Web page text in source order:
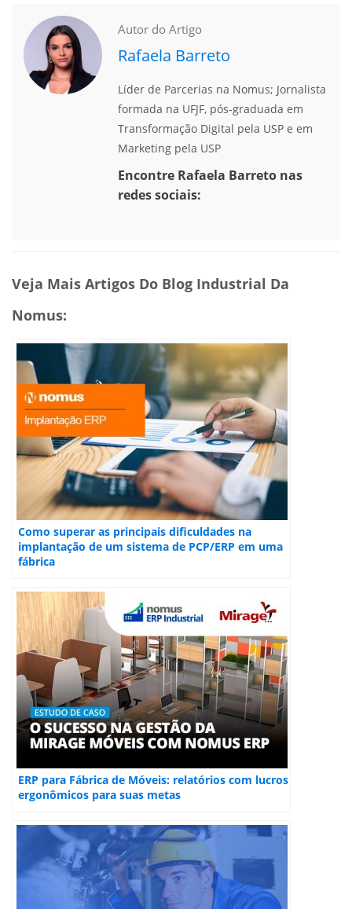
Autor do Artigo
Rafaela Barreto
Líder de Parcerias na Nomus; Jornalista
formada na UFJF, pós-graduada em
Transformação Digital pela USP e em
Marketing pela USP
Encontre Rafaela Barreto nas
redes sociais:
Veja Mais Artigos Do Blog Industrial Da
Nomus:
Como superar as principais dificuldades na
implantação de um sistema de PCP/ERP em uma
fábrica
ERP para Fábrica de Móveis: relatórios com lucros
ergonômicos para suas metas